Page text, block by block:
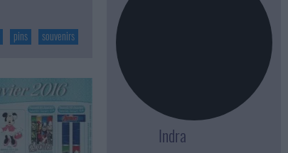
pins souvenirs
Indra